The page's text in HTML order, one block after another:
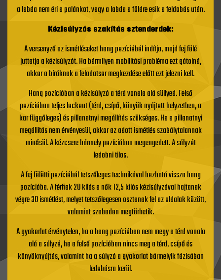
a labda nem éri a palánkot, vagy a labda a földre esik a feldobás után.
Kézisúlyzós szakítás sztenderdek:
A versenyző az ismétléseket hang pozícióból indítja, majd fej fölé
juttatja a kézisúlyzót. Ha bármilyen mobilitási probléma ezt gátolná,
akkor a bíráknak a feladatsor megkezdése előtt ezt jelezni kell.
Hang pozícióban a kézisúlyzó a térd vonala alá süllyed. Felső
pozícióban teljes lockout (térd, csípő, könyök nyújtott helyzetben, a
kar függőleges) és pillanatnyi megállítás szükséges. Ha a pillanatnyi
megállítás nem érvényesül, akkor az adott ismétlés szabálytalannak
minősül. A kézcsere bármely pozícióban megengedett. A súlyzót
ledobni tilos.
A fej fölötti pozícióból tetszőleges technikával hozható vissza hang
pozícióba. A férfiak 20 kilós a nők 12,5 kilós kézisúlyzóval hajtanak
végre 30 ismétlést, melyet tetszőlegesen osztanak fel az oldalak között,
valamint szabadon megtörhetik.
A gyakorlat érvénytelen, ha a hang pozícióban nem megy a térd vonala
alá a súlyzó, ha a felső pozícióban nincs meg a térd, csípő és
könyöknyújtás, valamint ha a súlyzó a gyakorlat bármelyik fázisában
ledobásra kerül.